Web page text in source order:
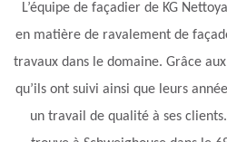
L’équipe de façadier de KG
en matière de ravalement de
travaux dans le domaine. Grâce
qu’ils ont suivi ainsi que leurs
un travail de qualité à ses